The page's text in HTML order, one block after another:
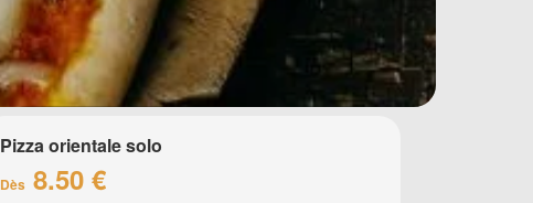
Pizza orientale solo
Dès 8.50 €